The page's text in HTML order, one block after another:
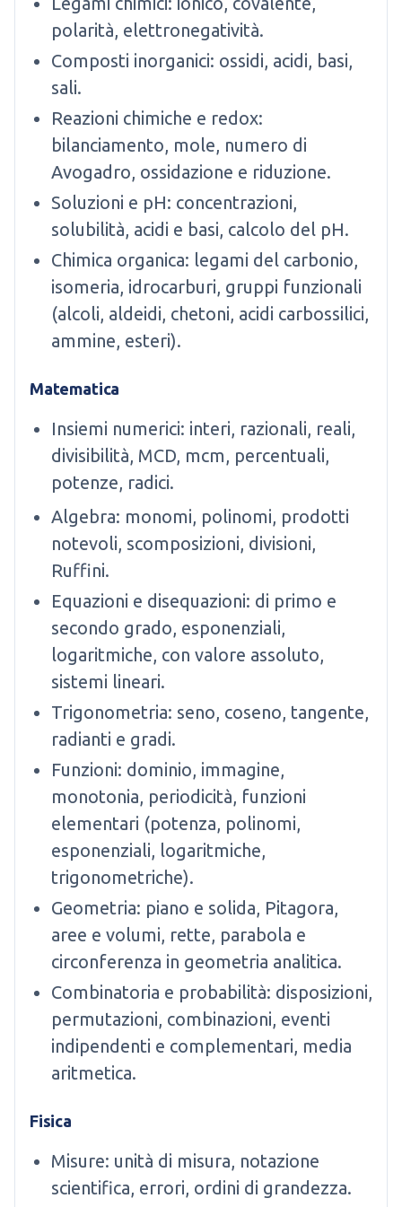
polarità, elettronegatività.
Composti inorganici: ossidi, acidi, basi,
sali.
Reazioni chimiche e redox:
bilanciamento, mole, numero di
Avogadro, ossidazione e riduzione.
Soluzioni e pH: concentrazioni,
solubilità, acidi e basi, calcolo del pH.
Chimica organica: legami del carbonio,
isomeria, idrocarburi, gruppi funzionali
(alcoli, aldeidi, chetoni, acidi carbossilici,
ammine, esteri).
Matematica
Insiemi numerici: interi, razionali, reali,
divisibilità, MCD, mcm, percentuali,
potenze, radici.
Algebra: monomi, polinomi, prodotti
notevoli, scomposizioni, divisioni,
Ruffini.
Equazioni e disequazioni: di primo e
secondo grado, esponenziali,
logaritmiche, con valore assoluto,
sistemi lineari.
Trigonometria: seno, coseno, tangente,
radianti e gradi.
Funzioni: dominio, immagine,
monotonia, periodicità, funzioni
elementari (potenza, polinomi,
esponenziali, logaritmiche,
trigonometriche).
Geometria: piano e solida, Pitagora,
aree e volumi, rette, parabola e
circonferenza in geometria analitica.
Combinatoria e probabilità: disposizioni,
permutazioni, combinazioni, eventi
indipendenti e complementari, media
aritmetica.
Fisica
Misure: unità di misura, notazione
scientifica, errori, ordini di grandezza.